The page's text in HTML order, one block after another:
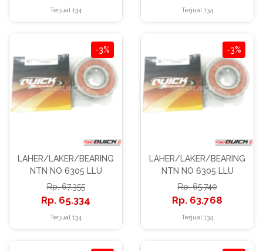
Terjual 134 Terjual 134
-3%
LAHER/LAKER/BEARING
NTN NO 6305 LLU
67.355
65.334
Terjual 134
-3%
LAHER/LAKER/BEARING
NTN NO 6305 LLU
65.740
63.768
Terjual 134